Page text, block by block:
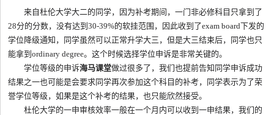
来自杜伦大学大二的同学，因为补考期间，一门非必修科目只拿到了
28分的分数，没有达到30-39%的软挂范围，因此收到了exam board下发的
学位降级通知，同学虽然可以正常升学大三，但是大三结束后，同学也只
能拿到ordinary degree。这个时候选择学位申诉是非常关键的。
学位等级的申诉海马课堂做过很多了，我们也提前告知同学申诉成功
结果之一也可能是会要求同学再次参加这个科目的补考，同学表示为了荣
誉学位等级，如果是这个补考的结果，也只能欣然接受。
杜伦大学的一申审核效率一般在一个月内可以收到一申结果，我们的